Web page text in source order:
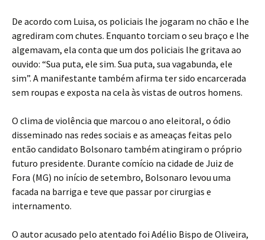
De acordo com Luisa, os policiais lhe jogaram no chão e lhe
agrediram com chutes. Enquanto torciam o seu braço e lhe
algemavam, ela conta que um dos policiais lhe gritava ao
ouvido: “Sua puta, ele sim. Sua puta, sua vagabunda, ele
sim”. A manifestante também afirma ter sido encarcerada
sem roupas e exposta na cela às vistas de outros homens.
O clima de violência que marcou o ano eleitoral, o ódio
disseminado nas redes sociais e as ameaças feitas pelo
então candidato Bolsonaro também atingiram o próprio
futuro presidente. Durante comício na cidade de Juiz de
Fora (MG) no início de setembro, Bolsonaro levou uma
facada na barriga e teve que passar por cirurgias e
internamento.
O autor acusado pelo atentado foi Adélio Bispo de Oliveira,